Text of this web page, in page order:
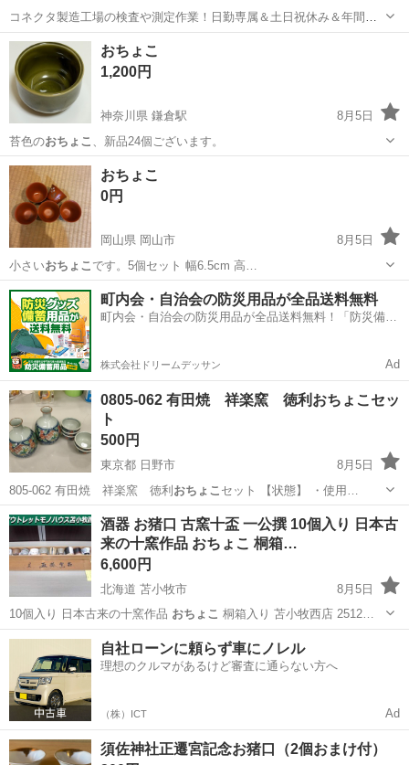
コネクタ製造工場の検査や測定作業！日勤専属＆土日祝休み＆年間休
日128日★クリーンルーム内作業★マイカー通勤OK＆無料駐車場あり
★就業先食堂利用可！日払い制度あり！《茨城県常陸大宮市》 人気の
工場のお仕事 ◇コネクタ製造工...
茨城 常陸大宮市
おちょこ
1,200円
神奈川県 鎌倉駅
8月5日
苔色のおちょこ 、新品24個ございます。
神奈川 鎌倉市
おちょこ
0円
岡山県 岡山市
8月5日
小さいおちょこ です。5個セット 幅6.5cm 高…
岡山 岡山市 食器 おちょこ
町内会・自治会の防災用品が全品送料無料
町内会・自治会の防災用品が全品送料無料！「防災備蓄
株式会社ドリームデッサン Ad
0805-062 有田焼 祥楽窯 徳利おちょこセッ
ト
500円
東京都 日野市
8月5日
805-062 有田焼 祥楽窯 徳利おちょこ セット 【状態】 ・使用…
東京 日野市 食器 おちょこ
酒器 お猪口 古窯十盃 一公撰 10個入り 日本古
来の十窯作品 おちょこ 桐箱…
6,600円
北海道 苫小牧市
8月5日
10個入り 日本古来の十窯作品 おちょこ 桐箱入り 苫小牧西店 2512…
北海道 苫小牧市 おちょこ
自社ローンに頼らず車にノレル
理想のクルマがあるけど審査に通らない方へ
（株）ICT Ad
須佐神社正遷宮記念お猪口（2個おまけ付）